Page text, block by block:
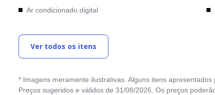
Ar condicionado digital
Bancos de couro
Desembaçador traseiro
Ver todos os itens
* Imagens meramente ilustrativas. Alguns itens
Preços sugeridos e válidos de 31/08/2026. Os preços